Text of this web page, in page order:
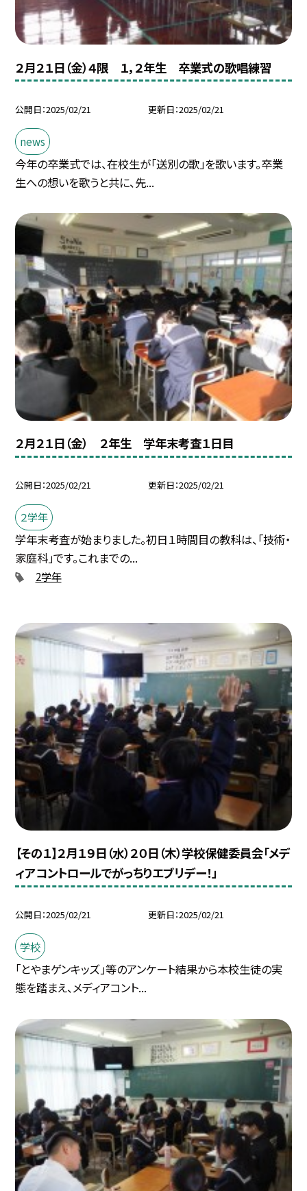
２月２１日（金）４限 １，２年生 卒業式の歌唱練習
公開日 2025/02/21 更新日 2025/02/21
news
今年の卒業式では、在校生が「送別の歌」を歌います。卒業
生への想いを歌うと共に、先...
２月２１日（金） ２年生 学年末考査１日目
公開日 2025/02/21 更新日 2025/02/21
２学年
学年末考査が始まりました。初日１時間目の教科は、「技術・
家庭科」です。これまでの...
2学年
【その１】２月１９日（水）２０日（木）学校保健委員会「メデ
ィアコントロールでがっちりエブリデー！」
公開日 2025/02/21 更新日 2025/02/21
学校
「とやまゲンキッズ」等のアンケート結果から本校生徒の実
態を踏まえ、メディアコント...